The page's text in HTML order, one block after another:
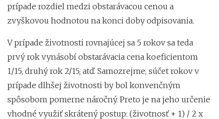
prípade rozdiel medzi obstarávacou cenou a
zvyškovou hodnotou na konci doby odpisovania.
V prípade životnosti rovnajúcej sa 5 rokov sa teda
prvý rok vynásobí obstarávacia cena koeficientom
1/15, druhý rok 2/15, atď. Samozrejme, súčet rokov v
prípade dlhšej životnosti by bol konvenčným
spôsobom pomerne náročný. Preto je na jeho určenie
vhodné využiť skrátený postup: (životnosť + 1) / 2 x